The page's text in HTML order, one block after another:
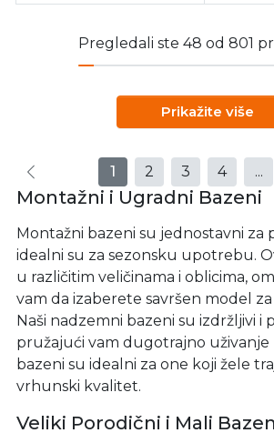
Pregledali ste 48 od 801
Prikažite više
1 2 3 4 ...
Montažni i Ugradni Bazeni
Montažni bazeni su jednostavni za
idealni su za sezonsku upotrebu.
u različitim veličinama i oblicima,
vam da izaberete savršen model
Naši nadzemni bazeni su izdržljivi i
pružajući vam dugotrajno uživanje
bazeni su idealni za one koji žele
vrhunski kvalitet.
Veliki Porodični i Mali